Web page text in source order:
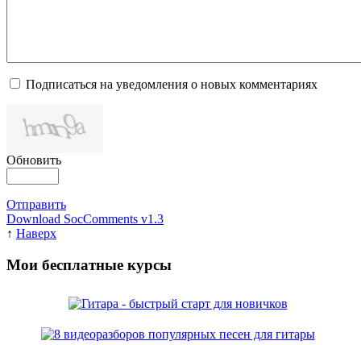
Подписаться на уведомления о новых комментариях
Обновить
Отправить
Download SocComments v1.3
↑ Наверх
Мои бесплатные курсы